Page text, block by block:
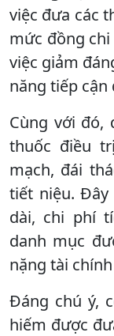
việc đưa các
mức đồng
việc giảm
năng tiếp
Cùng với đó,
thuốc điều
mạch, đái
tiết niệu.
dài, chi phí
danh mục
nặng tài
Đáng chú ý,
hiếm được